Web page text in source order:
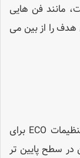
مانند فن هایی
را از بین می
تنظیمات صرفه جویی در مصرف انرژی مانند تنظیمات ECO برای
در سطح پایین تر